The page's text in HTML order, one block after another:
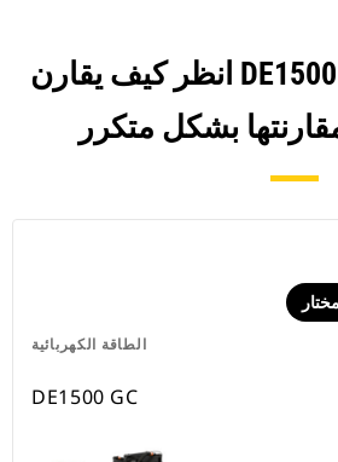
انظر كيف يقارن DE1500 GC بالمنتجات
الطاقة الكهربائية
مختار
DE1500 GC